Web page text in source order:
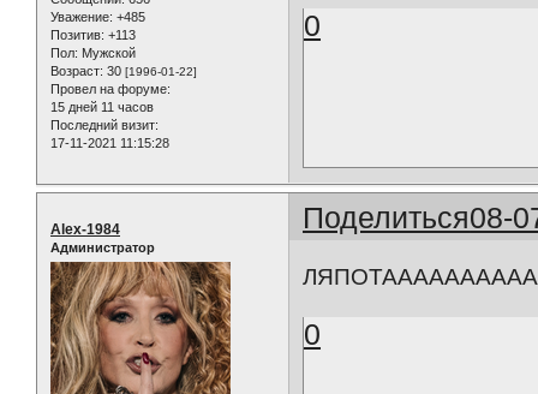
Уважение: +485
Позитив: +113
Пол: Мужской
Возраст: 30 [1996-01-22]
Провел на форуме:
15 дней 11 часов
Последний визит:
17-11-2021 11:15:28
0
Поделиться08-
Alex-1984
Администратор
0